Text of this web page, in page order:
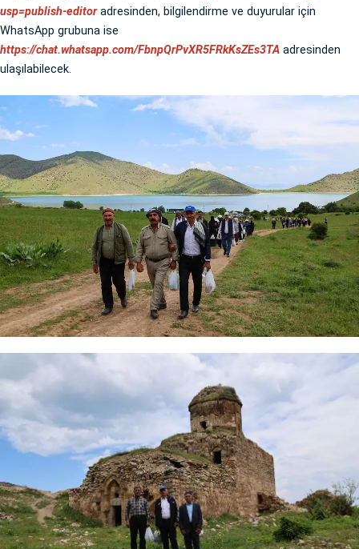
usp=publish-editoradresinden, bilgilendirme ve duyurular için
WhatsApp grubuna ise
https://chat.whatsapp.com/FbnpQrPvXR5FRkKsZEs3TA adresinden
ulaşılabilecek.